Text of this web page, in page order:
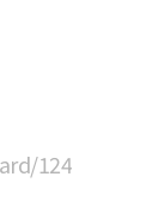
124